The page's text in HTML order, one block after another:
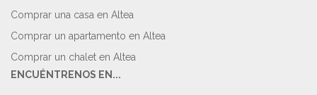
Comprar una casa en Altea
Comprar un apartamento en Altea
Comprar un chalet en Altea
ENCUÉNTRENOS EN...